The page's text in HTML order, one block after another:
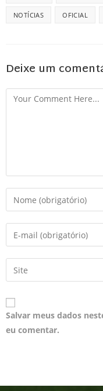
NOTÍCIAS OFICIAL
Deixe um
Salvar meus dados
eu comentar.